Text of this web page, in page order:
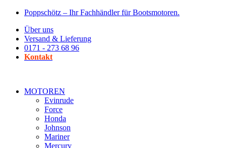
Zum
wechseln
Poppschötz – Ihr Fachhändler für Bootsmotoren.
Über uns
Versand & Lieferung
0171 - 273 68 96
Kontakt
MOTOREN
Evinrude
Force
Honda
Johnson
Mariner
Mercury